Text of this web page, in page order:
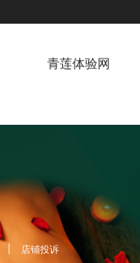
青莲体验网
店铺投诉